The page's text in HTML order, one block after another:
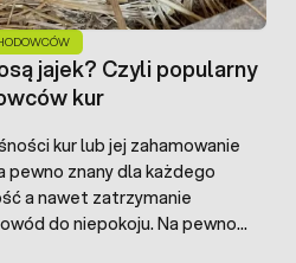
jajek? Czyli popularny
kur
kur lub jej zahamowanie
znany dla każdego
a nawet zatrzymanie
do niepokoju. Na pewno
się z problemem pustych